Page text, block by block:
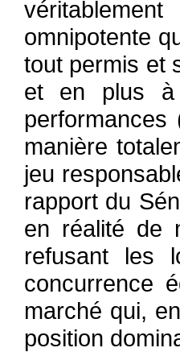
omnipotente
tout permis et
et en plus à
performances
manière
jeu
rapport du
en réalité de
refusant les
concurrence
marché qui,
position